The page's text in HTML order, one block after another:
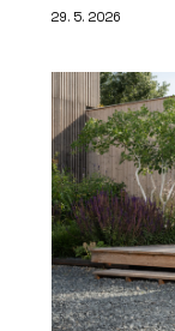
29. 5. 2026